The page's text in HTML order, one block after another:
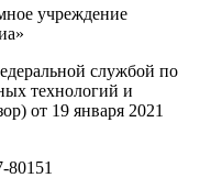
учреждение
службой по
технологий и
от 19 января 2021